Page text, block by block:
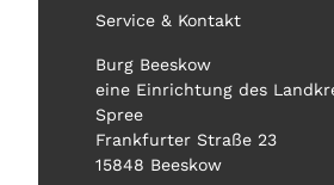
Service & Kontakt
Burg Beeskow
eine Einrichtung des
Spree
Frankfurter Straße 23
15848 Beeskow